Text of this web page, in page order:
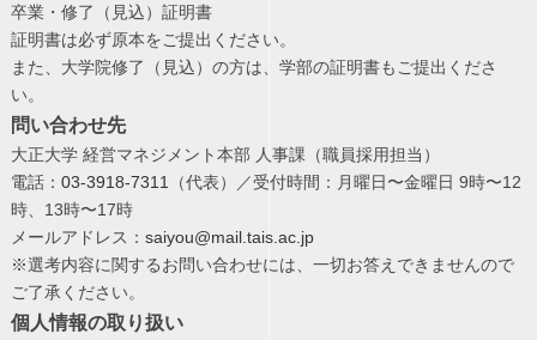
卒業・修了（見込）証明書
証明書は必ず原本をご提出ください。
また、大学院修了（見込）の方は、学部の証明書もご提出くださ
い。
問い合わせ先
大正大学 経営マネジメント本部 人事課（職員採用担当）
電話： 03-3918-7311 （代表）
／受付時間：月曜日〜金曜日 9時〜12
時、13時〜17時
メールアドレス： saiyou@mail.tais.ac.jp
※選考内容に関するお問い合わせには、一切お答えできませんので
ご了承ください。
個人情報の取り扱い